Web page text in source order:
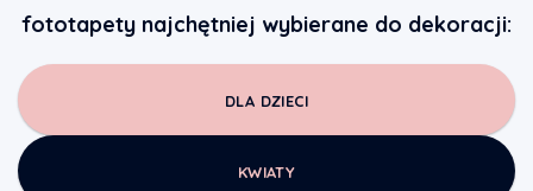
fototapety najchętniej wybierane do dekoracji:
DLA DZIECI
KWIATY